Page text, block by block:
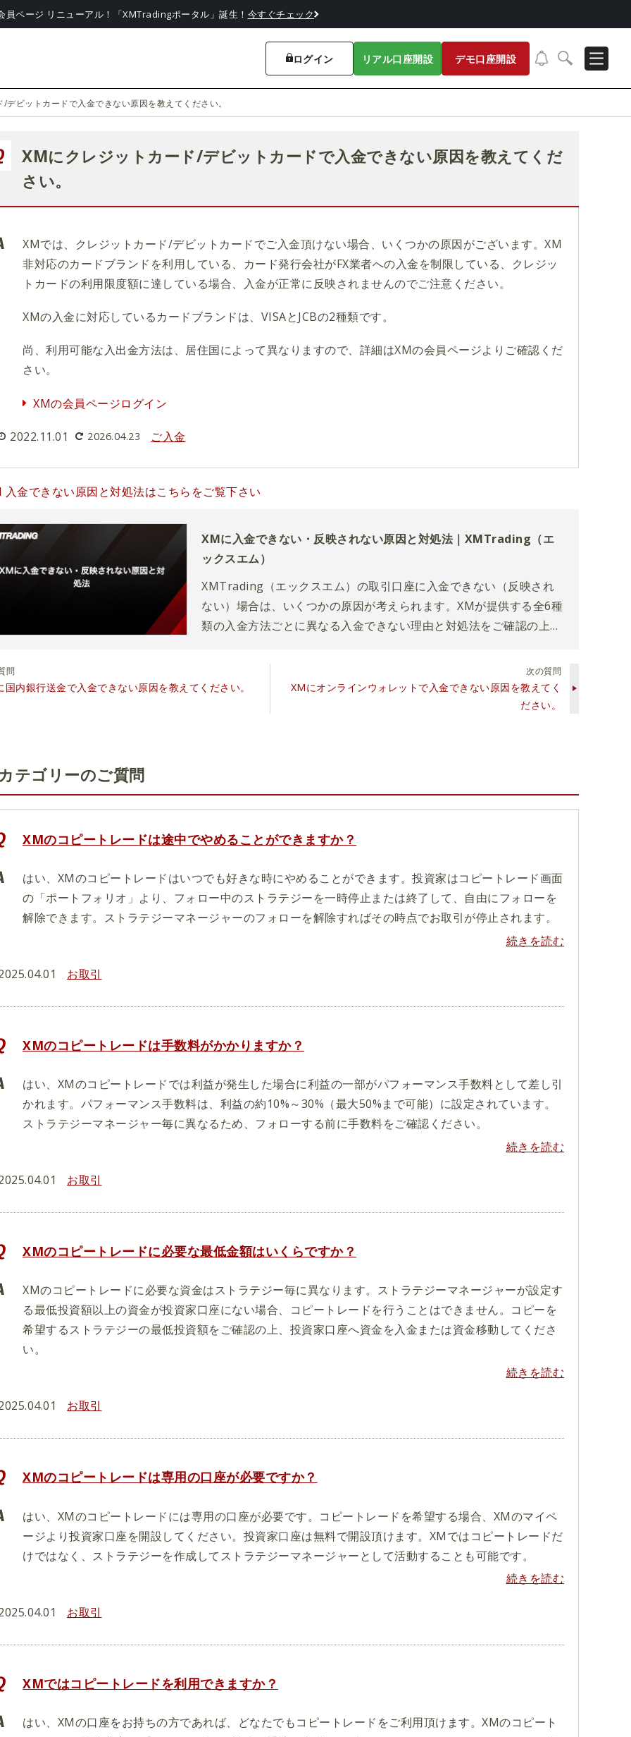
員ページ リニューアル！「XMTradingポータル」誕生！ 今すぐチェック
ログイン リアル口座開設 デモ口座開設
デビットカードで入金できない原因を教えてください。
XMにクレジットカード/デビットカードで入金できない原因を教えてくだ
さい。
XMでは、クレジットカード/デビットカードでご入金頂けない場合、いくつかの原因がございます。XM
非対応のカードブランドを利用している、カード発行会社がFX業者への入金を制限している、クレジッ
トカードの利用限度額に達している場合、入金が正常に反映されませんのでご注意ください。
XMの入金に対応しているカードブランドは、VISAとJCBの2種類です。
尚、利用可能な入出金方法は、居住国によって異なりますので、詳細はXMの会員ページよりご確認くだ
さい。
XMの会員ページログイン
2022.11.01 2026.04.23 ご入金
入金できない原因と対処法はこちらをご覧下さい
XMに入金できない・反映されない原因と対処法｜XMTrading（エ
ックスエム）
XMTrading（エックスエム）の取引口座に入金できない（反映され
ない）場合は、いくつかの原因が考えられます。XMが提供する全6種
類の入金方法ごとに異なる入金できない理由と対処法をご確認の上、
問
国内銀行送金で入金できない原因を教えてください。
次の質問
XMにオンラインウォレットで入金できない原因を教えてく
ださい。
テゴリーのご質問
XMのコピートレードは途中でやめることができますか？
はい、XMのコピートレードはいつでも好きな時にやめることができます。投資家はコピートレード画面
の「ポートフォリオ」より、フォロー中のストラテジーを一時停止または終了して、自由にフォローを
解除できます。ストラテジーマネージャーのフォローを解除すればその時点でお取引が停止されます。
続きを読む
お取引
XMのコピートレードは手数料がかかりますか？
はい、XMのコピートレードでは利益が発生した場合に利益の一部がパフォーマンス手数料として差し引
かれます。パフォーマンス手数料は、利益の約10%～30%（最大50%まで可能）に設定されています。
ストラテジーマネージャー毎に異なるため、フォローする前に手数料をご確認ください。
続きを読む
お取引
XMのコピートレードに必要な最低金額はいくらですか？
XMのコピートレードに必要な資金はストラテジー毎に異なります。ストラテジーマネージャーが設定す
る最低投資額以上の資金が投資家口座にない場合、コピートレードを行うことはできません。コピーを
希望するストラテジーの最低投資額をご確認の上、投資家口座へ資金を入金または資金移動してくださ
い。
続きを読む
お取引
XMのコピートレードは専用の口座が必要ですか？
はい、XMのコピートレードには専用の口座が必要です。コピートレードを希望する場合、XMのマイペ
ージより投資家口座を開設してください。投資家口座は無料で開設頂けます。XMではコピートレードだ
けではなく、ストラテジーを作成してストラテジーマネージャーとして活動することも可能です。
続きを読む
お取引
XMではコピートレードを利用できますか？
はい、XMの口座をお持ちの方であれば、どなたでもコピートレードをご利用頂けます。XMのコピート